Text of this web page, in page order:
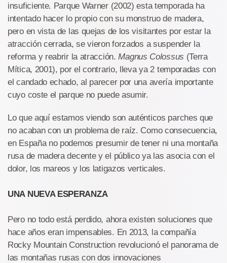
insuficiente. Parque Warner (2002) esta temporada ha
intentado hacer lo propio con su monstruo de madera,
pero en vista de las quejas de los visitantes por estar la
atracción cerrada, se vieron forzados a suspender la
reforma y reabrir la atracción.Magnus Colossus (Terra
Mítica, 2001), por el contrario, lleva ya 2 temporadas con
el candado echado, al parecer por una avería importante
cuyo coste el parque no puede asumir.
Lo que aquí estamos viendo son auténticos parches que
no acaban con un problema de raíz. Como consecuencia,
en España no podemos presumir de tener ni una montaña
rusa de madera decente y el público ya las asocia con el
dolor, los mareos y los latigazos verticales.
UNA NUEVA ESPERANZA
Pero no todo está perdido, ahora existen soluciones que
hace años eran impensables. En 2013, la compañía
Rocky Mountain Construction revolucionó el panorama de
las montañas rusas con dos innovaciones